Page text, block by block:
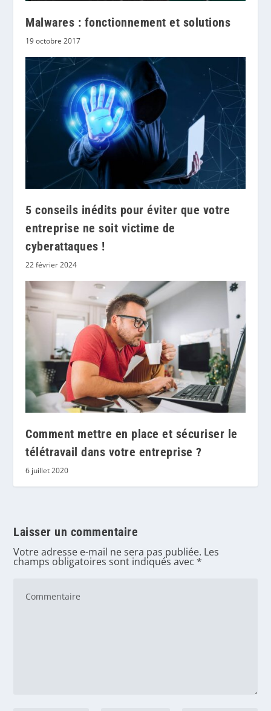
Malwares : fonctionnement et solutions
19 octobre 2017
5 conseils inédits pour éviter que votre
entreprise ne soit victime de
cyberattaques !
22 février 2024
Comment mettre en place et sécuriser le
télétravail dans votre entreprise ?
6 juillet 2020
Laisser un commentaire
Votre adresse e-mail ne sera pas publiée. Les
champs obligatoires sont indiqués avec*